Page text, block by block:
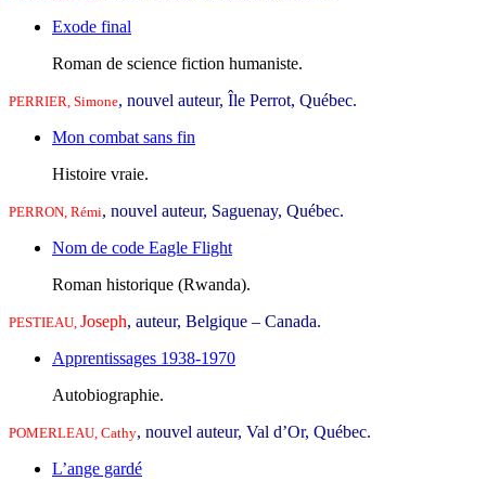
Exode final
Roman de science fiction humaniste.
PERRIER, Simone, nouvel auteur, Île Perrot, Québec.
Mon combat sans fin
Histoire vraie.
PERRON, Rémi, nouvel auteur, Saguenay, Québec.
Nom de code Eagle Flight
Roman historique (Rwanda).
PESTIEAU, Joseph, auteur, Belgique – Canada.
Apprentissages 1938-1970
Autobiographie.
POMERLEAU, Cathy, nouvel auteur, Val d’Or, Québec.
L’ange gardé